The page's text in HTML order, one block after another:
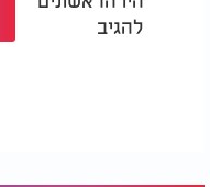
להגיב